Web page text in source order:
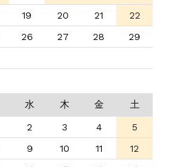
19 20 21
22
26 27 28
29
水 木 金 土
2 3 4
5
9 10 11
12